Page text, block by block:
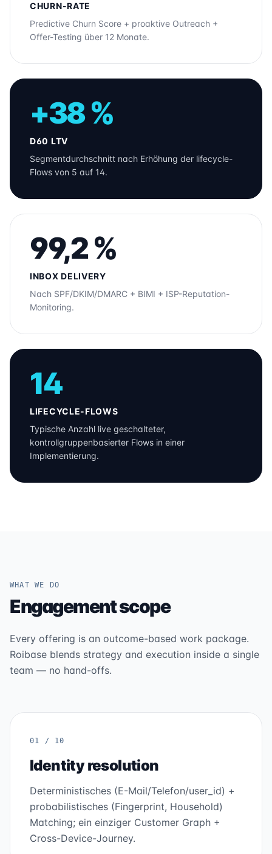
CHURN-RATE
Predictive Churn Score + proaktive Outreach +
Offer-Testing über 12 Monate.
+38 %
D60 LTV
Segmentdurchschnitt nach Erhöhung der lifecycle-
Flows von 5 auf 14.
99,2 %
INBOX DELIVERY
Nach SPF/DKIM/DMARC + BIMI + ISP-Reputation-
Monitoring.
14
LIFECYCLE-FLOWS
Typische Anzahl live geschalteter,
kontrollgruppenbasierter Flows in einer
Implementierung.
WHAT WE DO
Engagement scope
Every offering is an outcome-based work package.
Roibase blends strategy and execution inside a single
team — no hand-offs.
01 / 10
Identity resolution
Deterministisches (E-Mail/Telefon/user_id) +
probabilistisches (Fingerprint, Household)
Matching; ein einziger Customer Graph +
Cross-Device-Journey.